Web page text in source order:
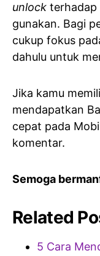
unlock terhadap
gunakan. Bagi
cukup fokus
dahulu untuk
Jika kamu
mendapatkan
cepat pada
komentar.
Semoga
Related
5 Cara